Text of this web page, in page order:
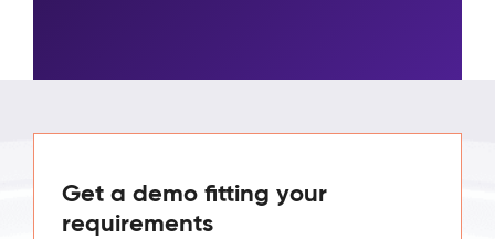
Get a demo fitting your
requirements